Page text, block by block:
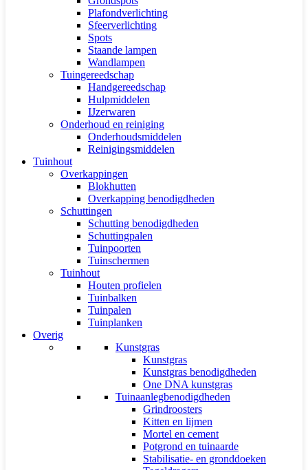
Plafondverlichting
Sfeerverlichting
Spots
Staande lampen
Wandlampen
Tuingereedschap
Handgereedschap
Hulpmiddelen
IJzerwaren
Onderhoud en reiniging
Onderhoudsmiddelen
Reinigingsmiddelen
Tuinhout
Overkappingen
Blokhutten
Overkapping benodigdheden
Schuttingen
Schutting benodigdheden
Schuttingpalen
Tuinpoorten
Tuinschermen
Tuinhout
Houten profielen
Tuinbalken
Tuinpalen
Tuinplanken
Overig
Kunstgras
Kunstgras
Kunstgras benodigdheden
One DNA kunstgras
Tuinaanlegbenodigdheden
Grindroosters
Kitten en lijmen
Mortel en cement
Potgrond en tuinaarde
Stabilisatie- en gronddoeken